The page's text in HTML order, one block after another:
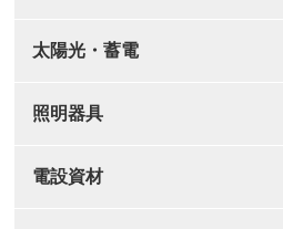
太陽光・蓄電
照明器具
電設資材